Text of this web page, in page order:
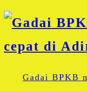
Gadai BPKB